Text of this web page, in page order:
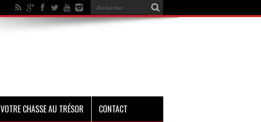
VOTRE CHASSE AU TRÉSOR CONTACT